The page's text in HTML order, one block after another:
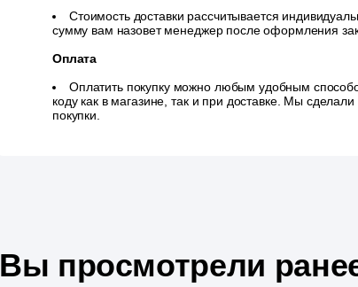
Стоимость доставки рассчитывается
сумму вам назовет менеджер после оформления
Оплата
Оплатить покупку можно любым удобным
коду как в магазине, так и при доставке. Мы
покупки.
Вы просмотрели